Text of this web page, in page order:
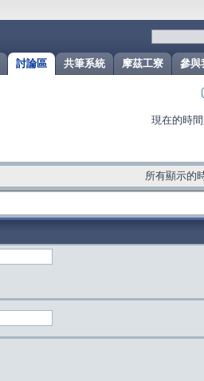
參與
摩茲工寮
共筆系統
討論區
現在的時
所有顯示的